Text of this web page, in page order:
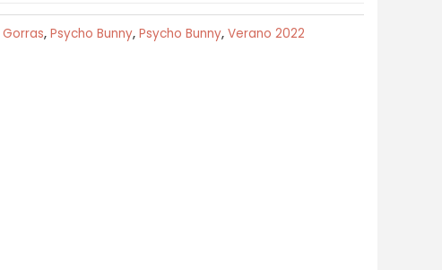
Gorras, Psycho Bunny, Psycho Bunny, Verano 2022